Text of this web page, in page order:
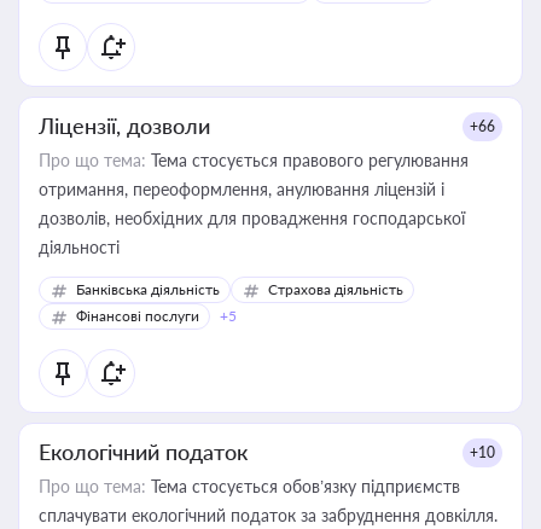
Ліцензії, дозволи +66
Про що тема: Тема стосується правового регулювання
отримання, переоформлення, анулювання ліцензій і
дозволів, необхідних для провадження господарської
діяльності
Банківська діяльність
Страхова діяльність
Фінансові послуги
+5
Екологічний податок +10
Про що тема: Тема стосується обов’язку підприємств
сплачувати екологічний податок за забруднення довкілля.